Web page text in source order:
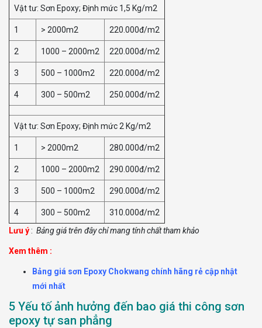
Vật tư: Sơn Epoxy; Định mức 1,5 Kg/m2
1 > 2000m2 220.000đ/m2
2 1000 – 2000m2 220.000đ/m2
3 500 – 1000m2 220.000đ/m2
4 300 – 500m2 250.000đ/m2
Vật tư: Sơn Epoxy; Định mức 2 Kg/m2
1 > 2000m2 280.000đ/m2
2 1000 – 2000m2 290.000đ/m2
3 500 – 1000m2 290.000đ/m2
4 300 – 500m2
310.000đ/m2
Lưu ý: Bảng giá trên đây chỉ mang tính chất tham khảo
Xem thêm :
Bảng giá sơn Epoxy Chokwang chính hãng rẻ cập nhật
mới nhất
5 Yếu tố ảnh hưởng đến bao giá thi công sơn
epoxy tự san phẳng